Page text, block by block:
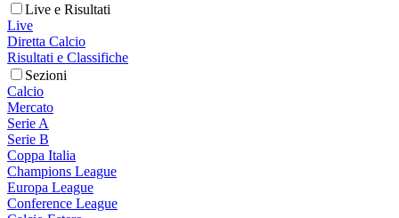
Live e Risultati
Live
Diretta Calcio
Risultati e Classifiche
Sezioni
Calcio
Mercato
Serie A
Serie B
Coppa Italia
Champions League
Europa League
Conference League